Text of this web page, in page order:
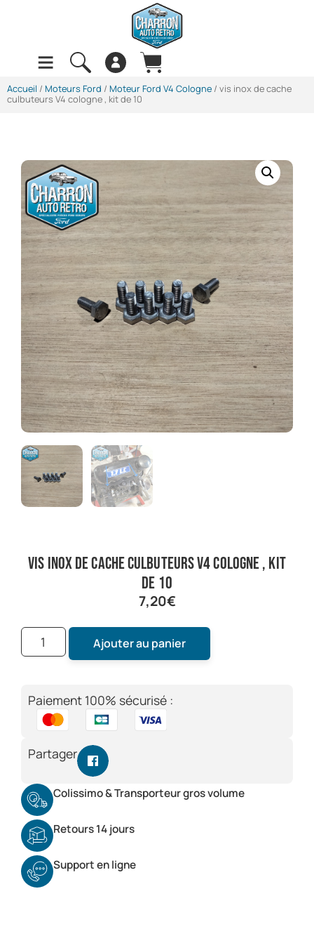
Accueil / Moteurs Ford / Moteur Ford V4 Cologne / vis inox de cache
culbuteurs V4 cologne , kit de 10
vis inox de cache culbuteurs V4 cologne , kit
de 10
7,20€
Ajouter au panier
Paiement 100% sécurisé :
Partager
Colissimo & Transporteur gros volume
Retours 14 jours
Support en ligne